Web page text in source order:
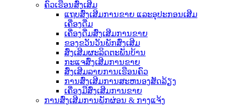
ຄົວເຮືອນສົ່ງເສີມ
ແຖບສົ່ງເສີມການຂາຍ ແລະອຸປະກອນເສີມ
ເຄື່ອງດື່ມ
ເຄື່ອງດື່ມສົ່ງເສີມການຂາຍ
ຂອງຂວັນວັນພັກສົ່ງເສີມ
ສົ່ງເສີມຜະລິດຕະພັນບ້ານ
ກະແຈສົ່ງເສີມການຂາຍ
ສົ່ງເສີມລາຍການເຮືອນຄົວ
ການສົ່ງເສີມການສະຫນອງສັດລ້ຽງ
ເຄື່ອງມືສົ່ງເສີມການຂາຍ
ການສົ່ງເສີມການພັກຜ່ອນ & ກາງແຈ້ງ